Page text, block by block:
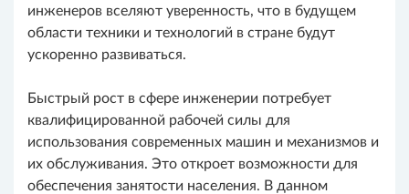
инженеров вселяют уверенность, что в будущем
области техники и технологий в стране будут
ускоренно развиваться.
Быстрый рост в сфере инженерии потребует
квалифицированной рабочей силы для
использования современных машин и механизмов и
их обслуживания. Это откроет возможности для
обеспечения занятости населения. В данном